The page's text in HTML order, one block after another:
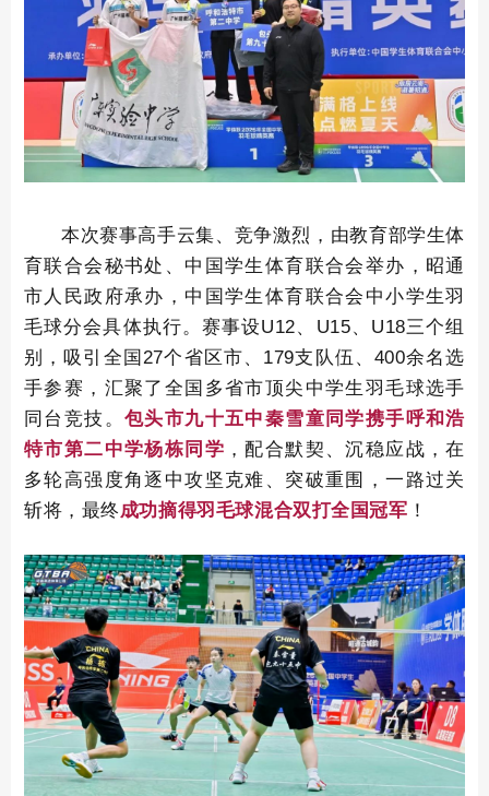
本次赛事高手云集、竞争激烈，由教育部学生体
育联合会秘书处、中国学生体育联合会举办，昭通
市人民政府承办，中国学生体育联合会中小学生羽
毛球分会具体执行。赛事设U12、U15、U18三个组
别，吸引全国27个省区市、179支队伍、400余名选
手参赛，汇聚了全国多省市顶尖中学生羽毛球选手
同台竞技。包头市九十五中秦雪童同学携手呼和浩
特市第二中学杨栋同学 ，配合默契、沉稳应战，在
多轮高强度角逐中攻坚克难、突破重围，一路过关
斩将，最终成功摘得羽毛球混合双打全国冠军 ！